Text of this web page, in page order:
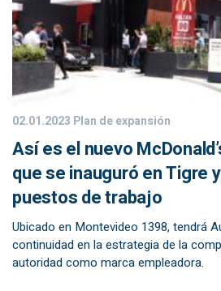
02.01.2023 Plan de expansión
Así es el nuevo
que se inauguró en Tigre
puestos de trabajo
Ubicado en Montevideo 1398, tendrá
continuidad en la estrategia de la
autoridad como marca empleadora.